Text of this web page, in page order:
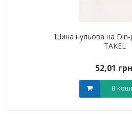
Шина нульова на Din-
TAKEL
52,01
В